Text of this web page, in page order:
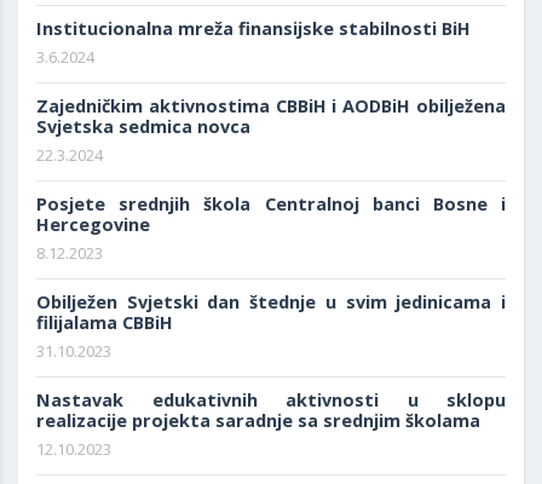
Institucionalna mreža finansijske stabilnosti BiH
3.6.2024
Zajedničkim aktivnostima CBBiH i AODBiH obilježena
Svjetska sedmica novca
22.3.2024
Posjete srednjih škola Centralnoj banci Bosne i
Hercegovine
8.12.2023
Obilježen Svjetski dan štednje u svim jedinicama i
filijalama CBBiH
31.10.2023
Nastavak edukativnih aktivnosti u sklopu
realizacije projekta saradnje sa srednjim školama
12.10.2023